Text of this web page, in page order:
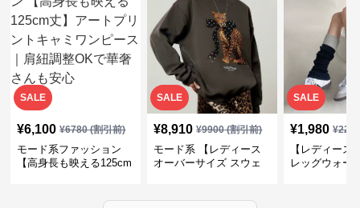
SALE
¥6,100 ¥6780(割引前)
モード系ファッション
【高身長も映える125cm
OKで華奢さんも安心
SALE
¥8,910 ¥9900(割引前)
モード系 【レディース
オーバーサイズ スウェ
ったりモード
SALE
¥1,980 ¥
【レディース
レッグウォー